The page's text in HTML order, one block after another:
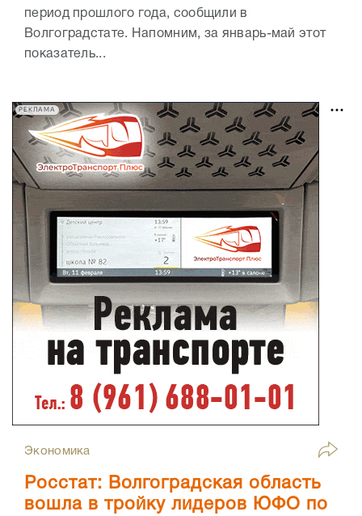
период прошлого года, сообщили в
Волгоградстате. Напомним, за январь-май этот
показатель...
РЕКЛАМА
Экономика
Росстат: Волгоградская область
вошла в тройку лидеров ЮФО по